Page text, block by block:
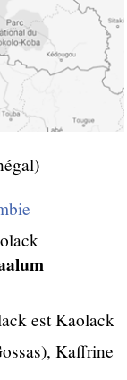
est Kaolack
Kaffrine